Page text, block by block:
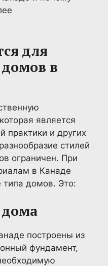
для
домов в
является
практики и других
стилей
ограничен. При
в Канаде
типа домов. Это:
построены из
фундамент,